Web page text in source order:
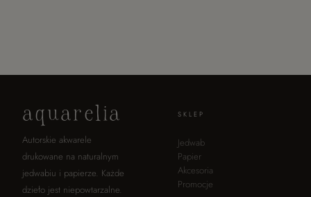
aquarelia
Autorskie akwarele
drukowane na naturalnym
jedwabiu i papierze. Każde
dzieło jest niepowtarzalne.
SKLEP
Jedwab
Papier
Akcesoria
Promocje